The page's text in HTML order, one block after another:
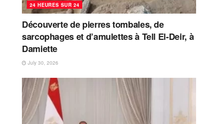
24 HEURES SUR 24
Découverte de pierres tombales, de
sarcophages et d’amulettes à Tell El-Deir, à
Damiette
July 30, 2026